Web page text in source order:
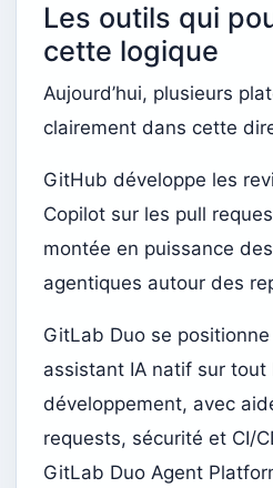
Les outils qui
cette logique
Aujourd’hui, plusieurs
clairement dans cette
GitHub développe les
Copilot sur les pull
montée en puissance
agentiques autour des
GitLab Duo se
assistant IA natif sur tout
développement, avec
requests, sécurité et CI/
GitLab Duo Agent